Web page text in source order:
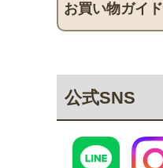
お買い物ガイド
公式SNS